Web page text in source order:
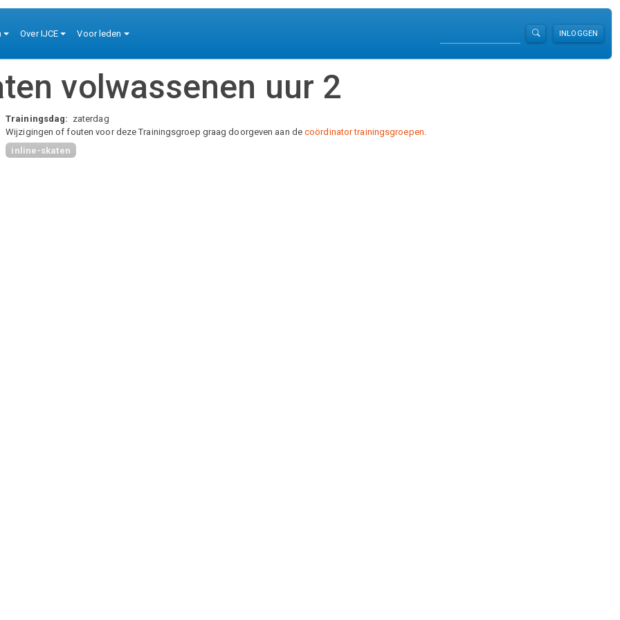
Over IJCE Voor leden INLOGGEN
volwassenen uur 2
Trainingsdag
zaterdag
Wijzigingen of fouten voor deze Trainingsgroep graag doorgeven aan decoördinator trainingsgroepen.
inline-skaten